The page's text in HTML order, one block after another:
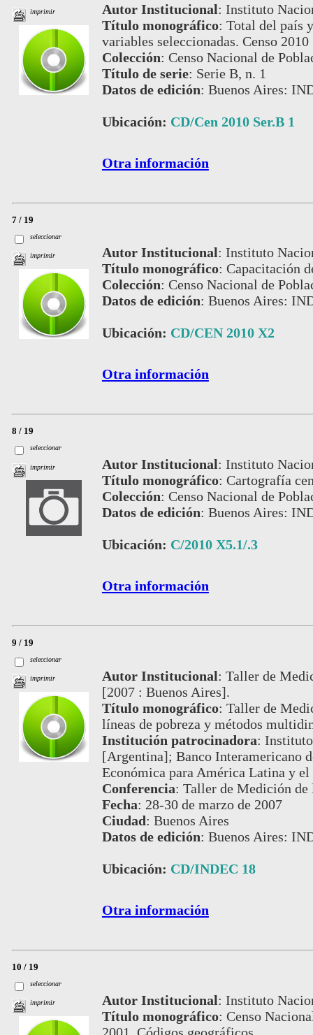
imprimir Autor Institucional: Instituto
Título monográfico: Total del país
variables seleccionadas. Censo
Colección: Censo Nacional de
Título de serie: Serie B, n. 1
Datos de edición: Buenos Aires:
Ubicación: CD/Cen 2010 Ser.B 1
Otra información
7 / 19
seleccionar
imprimir Autor Institucional: Instituto
Título monográfico: Capacitación
Colección: Censo Nacional de
Datos de edición: Buenos Aires:
Ubicación: CD/CEN 2010 X2
Otra información
8 / 19
seleccionar
imprimir Autor Institucional: Instituto
Título monográfico: Cartografía
Colección: Censo Nacional de
Datos de edición: Buenos Aires:
Ubicación: C/2010 X5.1/.3
Otra información
9 / 19
seleccionar
imprimir Autor Institucional: Taller de
[2007 : Buenos Aires].
Título monográfico: Taller de
líneas de pobreza y métodos
Institución patrocinadora:
[Argentina]; Banco Interamericano
Económica para América Latina y
Conferencia: Taller de Medición de
Fecha: 28-30 de marzo de 2007
Ciudad: Buenos Aires
Datos de edición: Buenos Aires:
Ubicación: CD/INDEC 18
Otra información
10 / 19
seleccionar
imprimir Autor Institucional: Instituto
Título monográfico: Censo